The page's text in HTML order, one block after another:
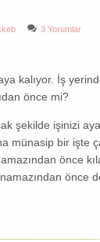
3 Yorumlar
kalıyor. İş
önce mi?
şekilde işinizi
münasip bir işte
önce
önce